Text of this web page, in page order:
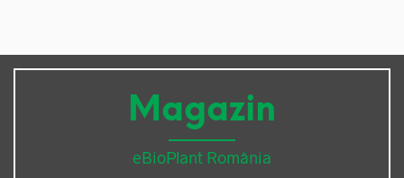
Magazin
eBioPlant România